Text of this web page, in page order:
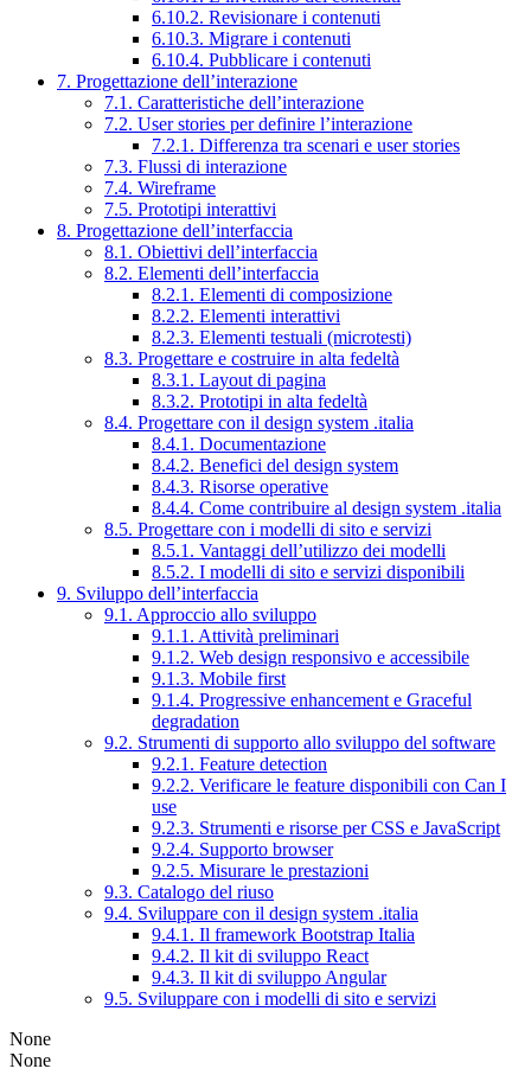
6.10.2. Revisionare i contenuti
6.10.3. Migrare i contenuti
6.10.4. Pubblicare i contenuti
7. Progettazione dell’interazione
7.1. Caratteristiche dell’interazione
7.2. User stories per definire l’interazione
7.2.1. Differenza tra scenari e user stories
7.3. Flussi di interazione
7.4. Wireframe
7.5. Prototipi interattivi
8. Progettazione dell’interfaccia
8.1. Obiettivi dell’interfaccia
8.2. Elementi dell’interfaccia
8.2.1. Elementi di composizione
8.2.2. Elementi interattivi
8.2.3. Elementi testuali (microtesti)
8.3. Progettare e costruire in alta fedeltà
8.3.1. Layout di pagina
8.3.2. Prototipi in alta fedeltà
8.4. Progettare con il design system .italia
8.4.1. Documentazione
8.4.2. Benefici del design system
8.4.3. Risorse operative
8.4.4. Come contribuire al design system .italia
8.5. Progettare con i modelli di sito e servizi
8.5.1. Vantaggi dell’utilizzo dei modelli
8.5.2. I modelli di sito e servizi disponibili
9. Sviluppo dell’interfaccia
9.1. Approccio allo sviluppo
9.1.1. Attività preliminari
9.1.2. Web design responsivo e accessibile
9.1.3. Mobile first
9.1.4. Progressive enhancement e Graceful
degradation
9.2. Strumenti di supporto allo sviluppo del software
9.2.1. Feature detection
9.2.2. Verificare le feature disponibili con Can I
use
9.2.3. Strumenti e risorse per CSS e JavaScript
9.2.4. Supporto browser
9.2.5. Misurare le prestazioni
9.3. Catalogo del riuso
9.4. Sviluppare con il design system .italia
9.4.1. Il framework Bootstrap Italia
9.4.2. Il kit di sviluppo React
9.4.3. Il kit di sviluppo Angular
9.5. Sviluppare con i modelli di sito e servizi
None
None